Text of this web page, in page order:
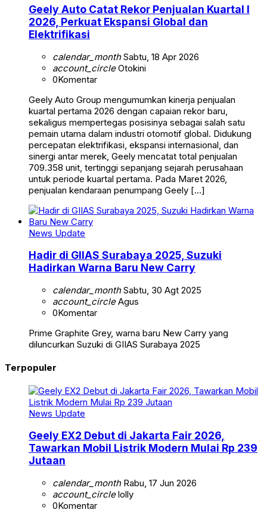
Geely Auto Catat Rekor Penjualan Kuartal I
2026, Perkuat Ekspansi Global dan
Elektrifikasi
calendar_monthSabtu, 18 Apr 2026
account_circleOtokini
0Komentar
Geely Auto Group mengumumkan kinerja penjualan
kuartal pertama 2026 dengan capaian rekor baru,
sekaligus mempertegas posisinya sebagai salah satu
pemain utama dalam industri otomotif global. Didukung
percepatan elektrifikasi, ekspansi internasional, dan
sinergi antar merek, Geely mencatat total penjualan
709.358 unit, tertinggi sepanjang sejarah perusahaan
untuk periode kuartal pertama. Pada Maret 2026,
penjualan kendaraan penumpang Geely […]
News Update
Hadir di GIIAS Surabaya 2025, Suzuki
Hadirkan Warna Baru New Carry
calendar_monthSabtu, 30 Agt 2025
account_circleAgus
0Komentar
Prime Graphite Grey, warna baru New Carry yang
diluncurkan Suzuki di GIIAS Surabaya 2025
Terpopuler
News Update
Geely EX2 Debut di Jakarta Fair 2026,
Tawarkan Mobil Listrik Modern Mulai Rp 239
Jutaan
calendar_monthRabu, 17 Jun 2026
account_circlelolly
0Komentar